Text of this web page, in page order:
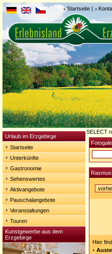
Startseite |
Urlaub im Erzgebirge
Startseite
Unterkünfte
Gastronomie
Sehenswertes
Aktivangebote
Pauschalangebote
Veranstaltungen
Touren
Kunstgewerbe aus dem
Erzgebirge
SELECT
Hier